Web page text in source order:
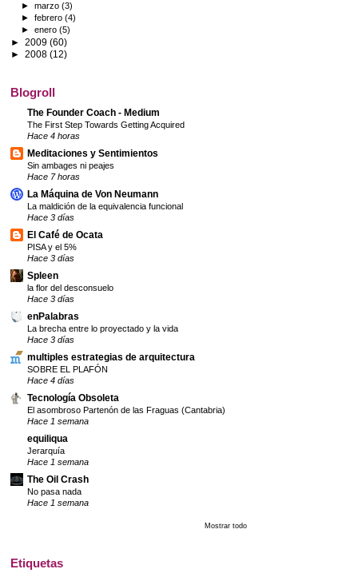
►marzo(3)
►febrero(4)
►enero(5)
► 2009 (60)
► 2008 (12)
Blogroll
The Founder Coach - Medium
The First Step Towards Getting Acquired
Hace 4 horas
Meditaciones y Sentimientos
Sin ambages ni peajes
Hace 7 horas
La Máquina de Von Neumann
La maldición de la equivalencia funcional
Hace 3 días
El Café de Ocata
PISA y el 5%
Hace 3 días
Spleen
la flor del desconsuelo
Hace 3 días
enPalabras
La brecha entre lo proyectado y la vida
Hace 3 días
multiples estrategias de arquitectura
SOBRE EL PLAFÓN
Hace 4 días
Tecnología Obsoleta
El asombroso Partenón de las Fraguas (Cantabria)
Hace 1 semana
equiliqua
Jerarquía
Hace 1 semana
The Oil Crash
No pasa nada
Hace 1 semana
Mostrar todo
Etiquetas